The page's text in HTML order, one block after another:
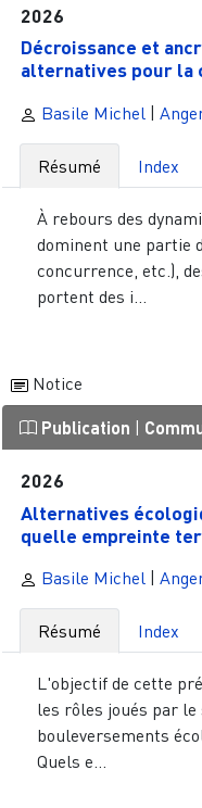
2026
Décroissance et
alternatives pour la
Basile Michel|
Résumé Index
À rebours des
dominent une partie
concurrence, etc.),
portent des i...
Notice
Publication
2026
Alternatives
quelle empreinte
Basile Michel|
Résumé Index
L'objectif de cette
les rôles joués par
bouleversements
Quels e...